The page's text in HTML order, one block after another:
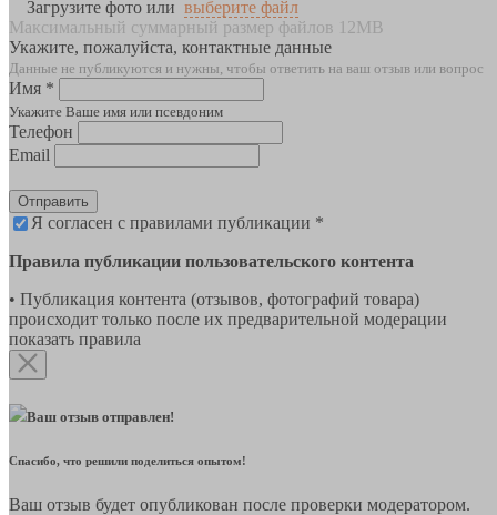
Загрузите фото или выберите файл
Максимальный суммарный размер файлов 12MB
Укажите, пожалуйста, контактные данные
Данные не публикуются и нужны, чтобы ответить на ваш отзыв или вопрос
Имя *
Укажите Ваше имя или псевдоним
Телефон
Email
Отправить
Я согласен с правилами публикации *
Правила публикации пользовательского контента
• Публикация контента (отзывов, фотографий товара)
происходит только после их предварительной модерации
показать правила
Ваш отзыв отправлен!
Спасибо, что решили поделиться опытом!
Ваш отзыв будет опубликован после проверки модератором.